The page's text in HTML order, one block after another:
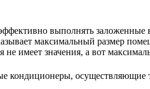
выполнять
максимальный размер
имеет значения, а вот
кондиционеры,